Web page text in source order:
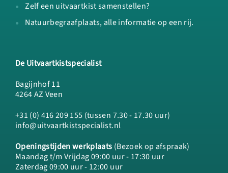
Zelf een uitvaartkist samenstellen?
Natuurbegraafplaats, alle informatie op een rij.
De Uitvaartkistspecialist
Bagijnhof 11
4264 AZ Veen
+31 (0) 416 209 155 (tussen 7.30 - 17.30 uur)
info@uitvaartkistspecialist.nl
Openingstijden werkplaats (Bezoek op afspraak)
Maandag t/m Vrijdag 09:00 uur - 17:30 uur
Zaterdag 09:00 uur - 12:00 uur